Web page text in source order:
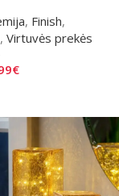
, Finish,
, Virtuvės prekės
€